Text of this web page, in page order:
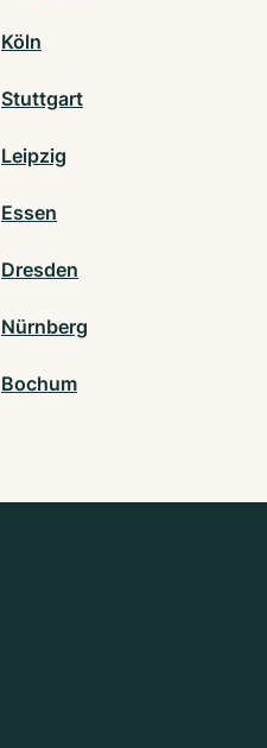
Köln
Stuttgart
Leipzig
Essen
Dresden
Nürnberg
Bochum